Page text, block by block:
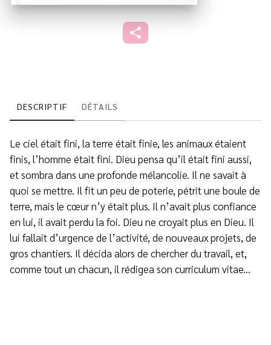
DESCRIPTIF DÉTAILS
Le ciel était fini, la terre était finie, les animaux étaient
finis, l’homme était fini. Dieu pensa qu’il était fini aussi,
et sombra dans une profonde mélancolie. Il ne savait à
quoi se mettre. Il fit un peu de poterie, pétrit une boule de
terre, mais le cœur n’y était plus. Il n’avait plus confiance
en lui, il avait perdu la foi. Dieu ne croyait plus en Dieu. Il
lui fallait d’urgence de l’activité, de nouveaux projets, de
gros chantiers. Il décida alors de chercher du travail, et,
comme tout un chacun, il rédigea son curriculum vitae...